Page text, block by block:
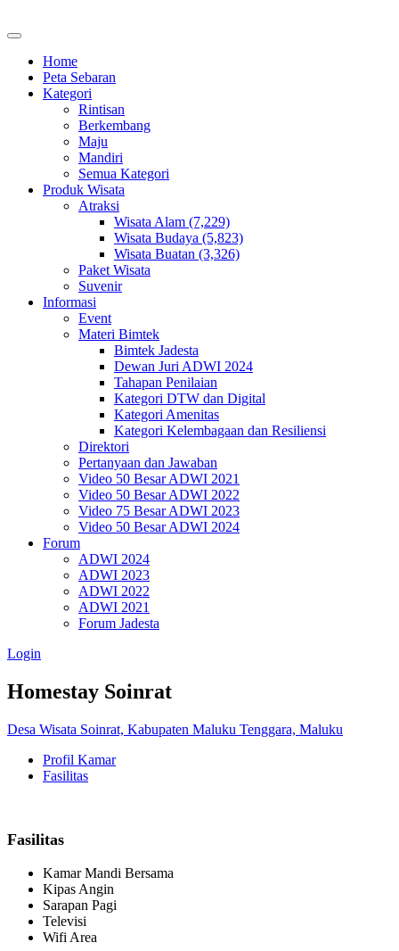
Home
Peta Sebaran
Kategori
Rintisan
Berkembang
Maju
Mandiri
Semua Kategori
Produk Wisata
Atraksi
Wisata Alam (7,229)
Wisata Budaya (5,823)
Wisata Buatan (3,326)
Paket Wisata
Suvenir
Informasi
Event
Materi Bimtek
Bimtek Jadesta
Dewan Juri ADWI 2024
Tahapan Penilaian
Kategori DTW dan Digital
Kategori Amenitas
Kategori Kelembagaan dan Resiliensi
Direktori
Pertanyaan dan Jawaban
Video 50 Besar ADWI 2021
Video 50 Besar ADWI 2022
Video 75 Besar ADWI 2023
Video 50 Besar ADWI 2024
Forum
ADWI 2024
ADWI 2023
ADWI 2022
ADWI 2021
Forum Jadesta
Login
Homestay Soinrat
Desa Wisata Soinrat, Kabupaten Maluku Tenggara, Maluku
Profil Kamar
Fasilitas
Fasilitas
Kamar Mandi Bersama
Kipas Angin
Sarapan Pagi
Televisi
Wifi Area